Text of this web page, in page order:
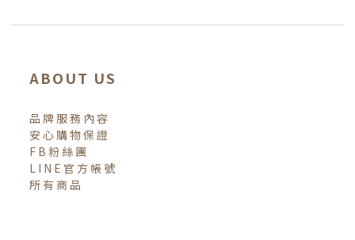
ABOUT US
品牌服務內容
安心購物保證
FB粉絲團
LINE官方帳號
所有商品